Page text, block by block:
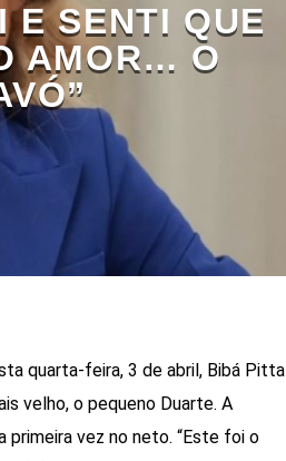
E SENTI QUE
AMOR… O
quarta-feira, 3 de abril, Bibá Pitta
velho, o pequeno Duarte. A
primeira vez no neto. “Este foi o